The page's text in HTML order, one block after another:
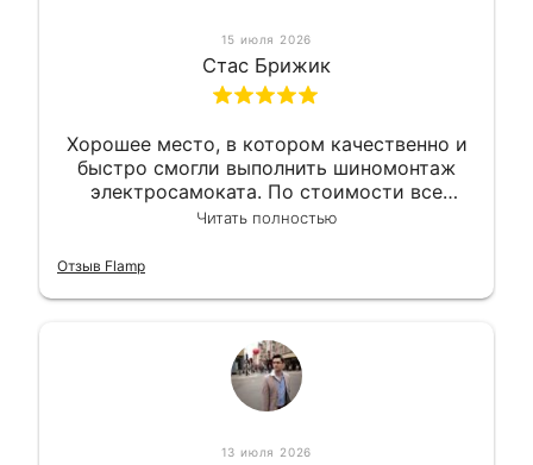
15 июля 2026
Стас Брижик
Хорошее место, в котором качественно и
быстро смогли выполнить шиномонтаж
электросамоката. По стоимости все
вышло вообще приемлемо хочу сказать.
Читать полностью
Отзыв Flamp
13 июля 2026